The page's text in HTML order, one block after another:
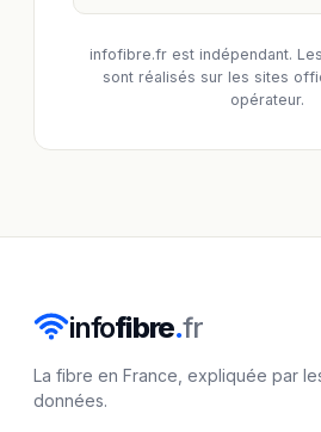
infofibre.fr est indépendant.
sont réalisés sur les sites
opérateur.
infofibre.fr
La fibre en France, expliquée par
données.